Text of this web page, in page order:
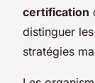
certification
distinguer
stratégies